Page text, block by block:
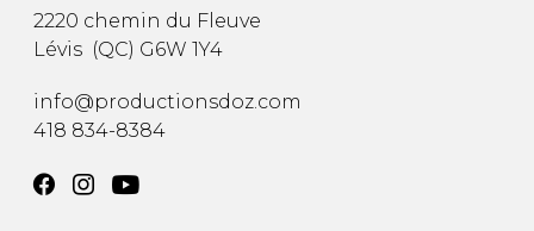
2220 chemin du Fleuve
Lévis (QC) G6W 1Y4
info@productionsdoz.com
418 834-8384